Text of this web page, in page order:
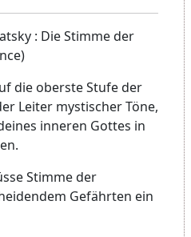
: Die Stimme der
die oberste Stufe der
Leiter mystischer Töne,
inneren Gottes in
Stimme der
Gefährten ein